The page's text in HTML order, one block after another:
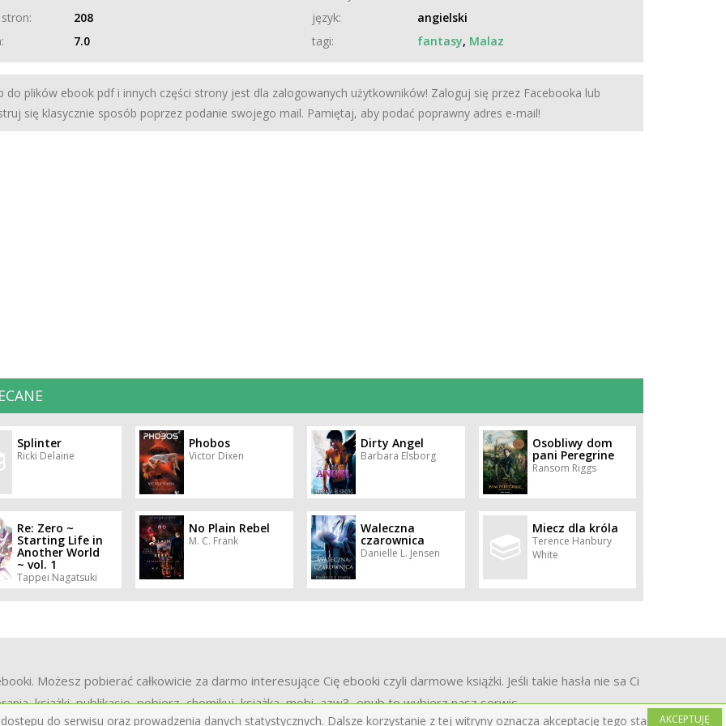
do serwisu oraz prowadzenia danych statystycznych. Dalsze korzystanie z tej witryny oznacza akceptację tego stanu rzeczy.
AKCEPTUJĘ
208 język:
angielski
7.0 tagi: fantasy, Malaz
do plików ebook pdf i innych części strony jest dla zalogowanych użytkowników! Zaloguj się przez Facebooka lub
się klasycznie sposób poprzez podanie swojego mail. Pamiętaj, aby podać poprawny adres e-mail!
Splinter
Ricki Delaine
Phobos
Victor Dixen
Dirty Angel
Barbara Elsborg
Osobliwy dom
pani Peregrine
Ransom Riggs
Re: Zero ~
Starting Life in
Another World
~ vol. 1
Tappei Nagatsuki
No Plain Rebel
M. C. Frank
Waleczna
czarownica
Danielle L. Jensen
Miecz dla króla
Terence Hanbury
White
Możesz pobierać całkowicie za darmo interesujące Cię ebooki czyli darmowe książki. Jeśli takie hasła nie sa Ci
książki, publikacje, pobierz, chomikuj, książka, mobi, azw3, epub to wybierz nasz serwis.